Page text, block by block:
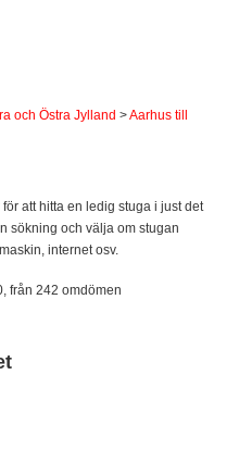
och Östra Jylland >Aarhus till
att hitta en ledig stuga i just det
sökning och välja om stugan
internet osv.
från 242 omdömen